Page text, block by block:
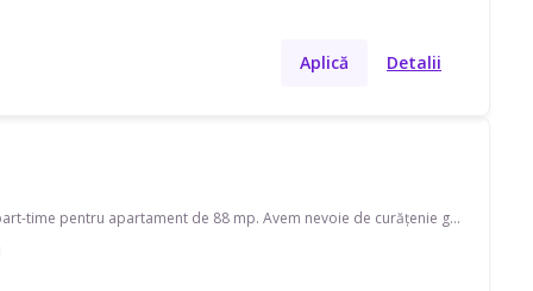
Aplică Detalii
Caut menajeră pe strada Barca. Disponibilă în timpul săptămânii și în weekend, program part-time pentru apartament de 88 mp. Avem nevoie de curățenie generală, curățenie de întreținere, curățenie baie și curățenie geamuri, și ajutor cu spălat/călcat rufe, schimbat așternuturi, curățare aragaz/cuptor, curățare frigider, prepararea mâncării și îngrijire plante.